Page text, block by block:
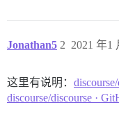
Jonathan5 2021 年1
2
这里有说明：
discourse/discourse ·